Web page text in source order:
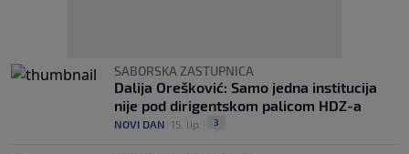
SABORSKA ZASTUPNICA
Dalija Orešković: Samo jedna institucija
nije pod dirigentskom palicom HDZ-a
NOVI DAN 15. lip. 3